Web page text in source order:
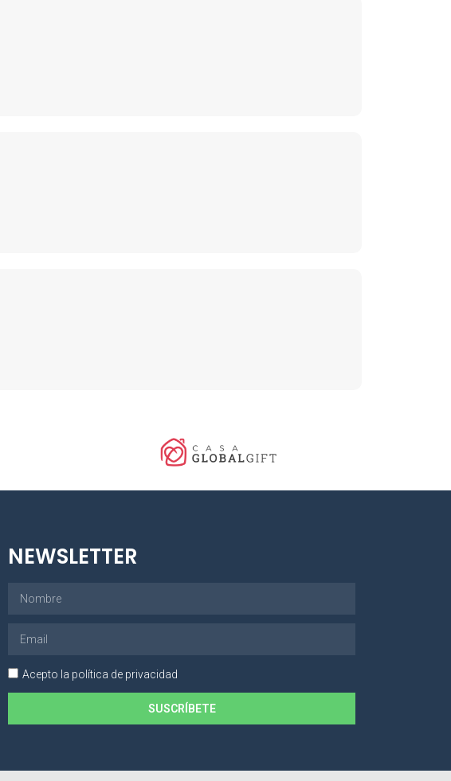
NEWSLETTER
Acepto la política de privacidad
SUSCRÍBETE